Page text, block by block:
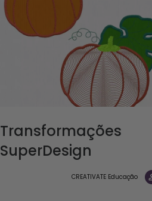
Transformações
SuperDesign
CREATIVATE Educação